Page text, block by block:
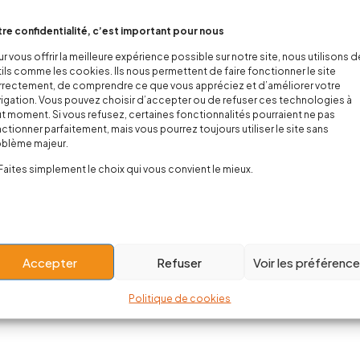
confidentialité, c’est important pour nous
vous offrir la meilleure expérience possible sur notre site, nous utilisons
comme les cookies. Ils nous permettent de faire fonctionner le site
de comprendre ce que vous appréciez et d’améliorer votre
Vous pouvez choisir d’accepter ou de refuser ces technologies à
moment. Si vous refusez, certaines fonctionnalités pourraient ne pas
parfaitement, mais vous pourrez toujours utiliser le site sans
majeur.
simplement le choix qui vous convient le mieux.
Accepter Refuser Voir les
Politique de cookies